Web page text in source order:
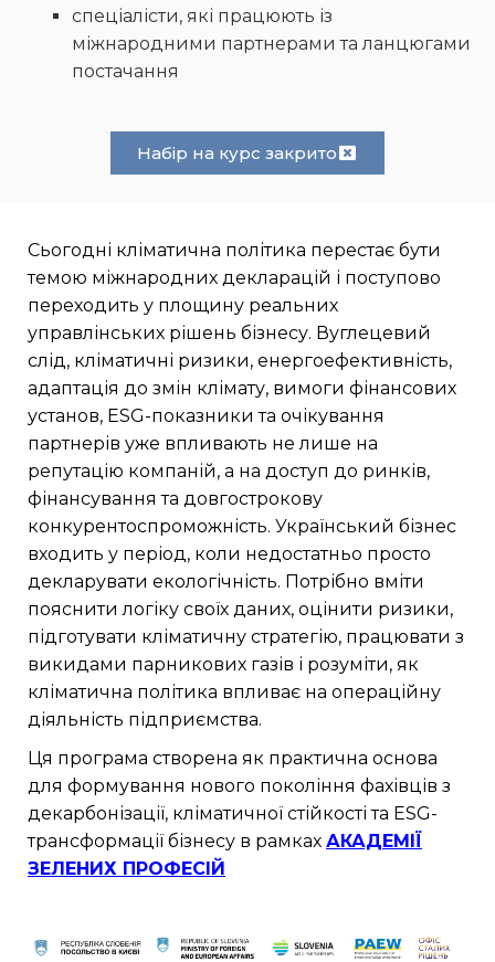
спеціалісти, які працюють із
міжнародними партнерами та ланцюгами
постачання
Набір на курс закрито
Сьогодні кліматична політика перестає бути
темою міжнародних декларацій і поступово
переходить у площину реальних
управлінських рішень бізнесу. Вуглецевий
слід, кліматичні ризики, енергоефективність,
адаптація до змін клімату, вимоги фінансових
установ, ESG-показники та очікування
партнерів уже впливають не лише на
репутацію компаній, а на доступ до ринків,
фінансування та довгострокову
конкурентоспроможність. Український бізнес
входить у період, коли недостатньо просто
декларувати екологічність. Потрібно вміти
пояснити логіку своїх даних, оцінити ризики,
підготувати кліматичну стратегію, працювати з
викидами парникових газів і розуміти, як
кліматична політика впливає на операційну
діяльність підприємства.
Ця програма створена як практична основа
для формування нового покоління фахівців з
декарбонізації, кліматичної стійкості та ESG-
трансформації бізнесу в рамках АКАДЕМІЇ
ЗЕЛЕНИХ ПРОФЕСІЙ